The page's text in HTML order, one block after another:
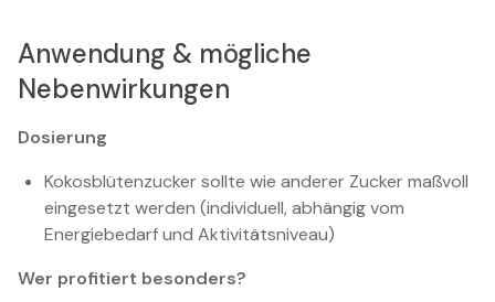
Anwendung & mögliche
Nebenwirkungen
Dosierung
Kokosblütenzucker sollte wie anderer Zucker maßvoll
eingesetzt werden (individuell, abhängig vom
Energiebedarf und Aktivitätsniveau)
Wer profitiert besonders?